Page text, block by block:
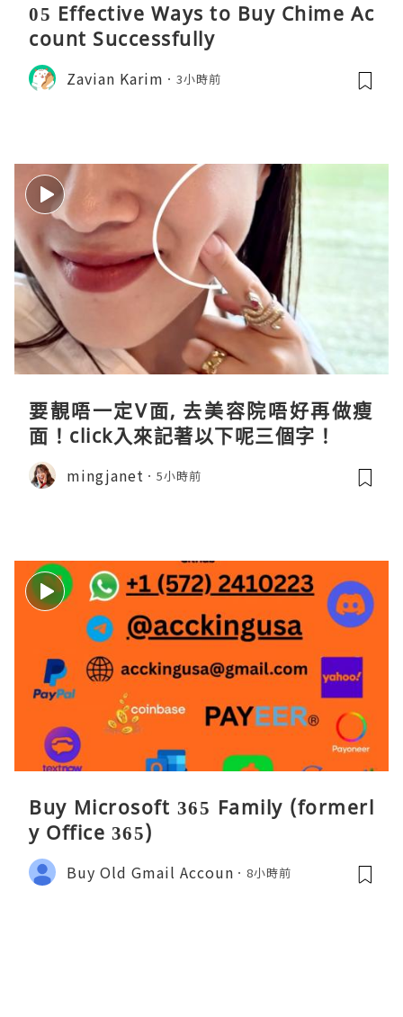
05 Effective Ways to Buy Chime Ac
count Successfully
Zavian Karim 3小時前
要靚唔一定V面, 去美容院唔好再做瘦
面！click入來記著以下呢三個字！
mingjanet 5小時前
Buy Microsoft 365 Family (formerl
y Office 365)
Buy Old Gmail Accoun 8小時前